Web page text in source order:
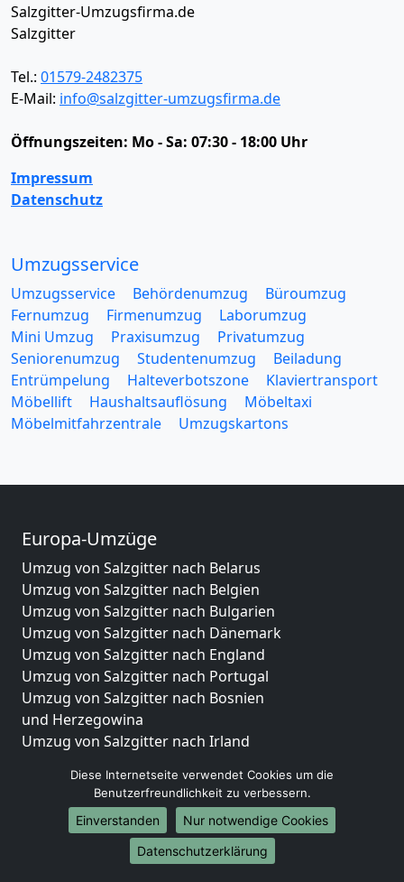
Salzgitter-Umzugsfirma.de
Salzgitter
Tel.: 01579-2482375
E-Mail: info@salzgitter-umzugsfirma.de
Öffnungszeiten: Mo - Sa: 07:30 - 18:00 Uhr
Impressum
Datenschutz
Umzugsservice
Umzugsservice Behördenumzug
Büroumzug
Fernumzug
Firmenumzug
Laborumzug
Mini Umzug
Praxisumzug
Privatumzug
Seniorenumzug
Studentenumzug
Beiladung
Entrümpelung
Halteverbotszone
Klaviertransport
Möbellift
Haushaltsauflösung
Möbeltaxi
Möbelmitfahrzentrale
Umzugskartons
Europa-Umzüge
Umzug von Salzgitter nach Belarus
Umzug von Salzgitter nach Belgien
Umzug von Salzgitter nach Bulgarien
Umzug von Salzgitter nach Dänemark
Umzug von Salzgitter nach England
Umzug von Salzgitter nach Portugal
Umzug von Salzgitter nach Bosnien
und Herzegowina
Umzug von Salzgitter nach Irland
Umzug von Salzgitter nach Zypern
Umzug von Salzgitter nach Kroatien
Umzug von Salzgitter nach Estland
Umzug von Salzgitter nach Finnland
Umzug von Salzgitter nach Frankreich
Diese Internetseite verwendet Cookies um die
Benutzerfreundlichkeit zu verbessern.
Einverstanden
Nur notwendige Cookies
Datenschutzerklärung